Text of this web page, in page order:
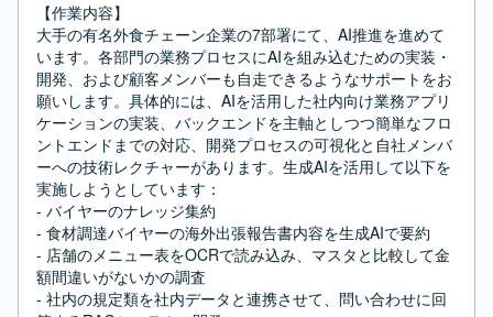
【作業内容】
大手の有名外食チェーン企業の7部署にて、AI推進を進めて
います。各部門の業務プロセスにAIを組み込むための実装・
開発、および顧客メンバーも自走できるようなサポートをお
願いします。具体的には、AIを活用した社内向け業務アプリ
ケーションの実装、バックエンドを主軸としつつ簡単なフロ
ントエンドまでの対応、開発プロセスの可視化と自社メンバ
ーへの技術レクチャーがあります。生成AIを活用して以下を
実施しようとしています：
- バイヤーのナレッジ集約
- 食材調達バイヤーの海外出張報告書内容を生成AIで要約
- 店舗のメニュー表をOCRで読み込み、マスタと比較して金
額間違いがないかの調査
- 社内の規定類を社内データと連携させて、問い合わせに回